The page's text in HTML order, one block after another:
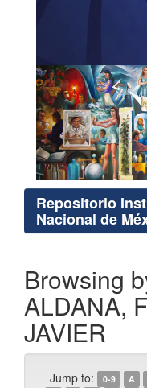
Repositorio
Nacional de
Browsing
ALDANA,
JAVIER
Jump to: 0-9 A